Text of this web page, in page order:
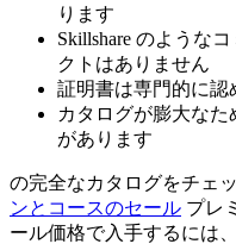
ります
Skillshare のような
クトはありません
証明書は専門的に認
カタログが膨大な
があります
の完全なカタログをチェ
ンとコースのセール プレ
ール価格で入手するには、